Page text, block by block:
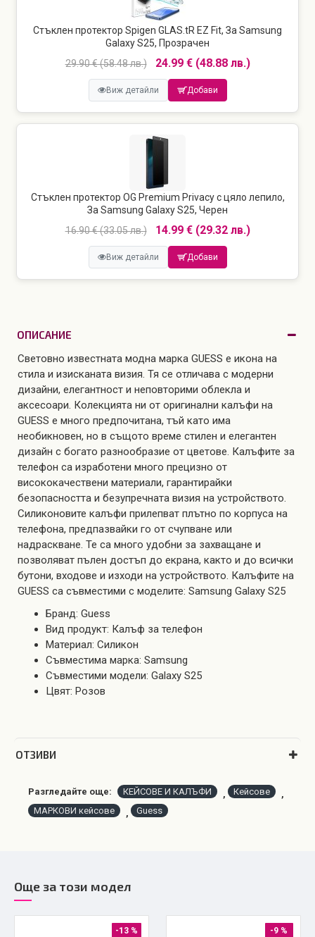
Стъклен протектор Spigen GLAS.tR EZ Fit, За Samsung
Galaxy S25, Прозрачен
29.90 € (58.48 лв.)
24.99 € (48.88 лв.)
Виж детайли Добави
Стъклен протектор OG Premium Privacy с цяло лепило,
За Samsung Galaxy S25, Черен
16.90 € (33.05 лв.)
14.99 € (29.32 лв.)
Виж детайли Добави
ОПИСАНИЕ
Световно известната модна марка GUESS e икона на
стила и изисканата визия. Тя се отличава с модерни
дизайни, елегантност и неповторими облекла и
аксесоари. Колекцията ни от оригинални калъфи на
GUESS е много предпочитана, тъй като има
необикновен, но в същото време стилен и елегантен
дизайн с богато разнообразие от цветове. Калъфите за
телефон са изработени много прецизно от
висококачествени материали, гарантирайки
безопасността и безупречната визия на устройството.
Силиконовите калъфи прилепват плътно по корпуса на
телефона, предпазвайки го от счупване или
надраскване. Те са много удобни за захващане и
позволяват пълен достъп до екрана, както и до всички
бутони, входове и изходи на устройството. Калъфите на
GUESS са съвместими с моделите: Samsung Galaxy S25
Бранд: Guess
Вид продукт: Калъф за телефон
Материал: Силикон
Съвместима марка: Samsung
Съвместими модели: Galaxy S25
Цвят: Розов
OТЗИВИ
Разгледайте още: КЕЙСОВЕ И КАЛЪФИ , Кейсове
,
МАРКОВИ кейсове
, Guess
Още за този модел
-13 % -9 %